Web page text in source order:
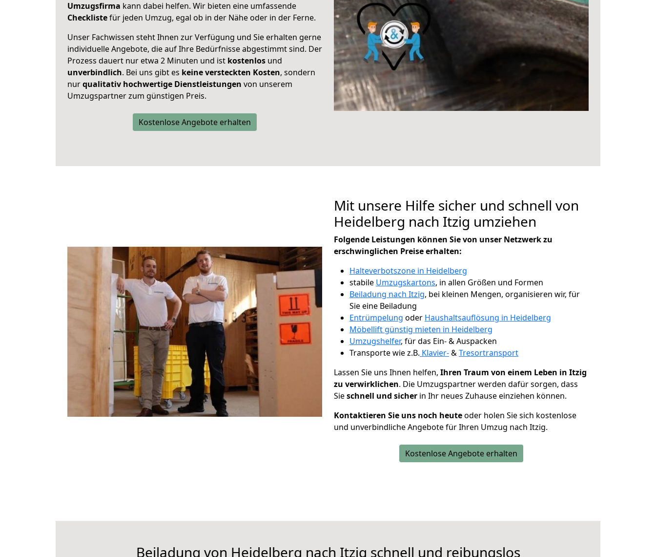
Umzugsfirma kann dabei helfen. Wir bieten eine umfassende
Checklistefür jeden Umzug, egal ob in der Nähe oder in der Ferne.
Unser Fachwissen steht Ihnen zur Verfügung und Sie erhalten gerne
individuelle Angebote, die auf Ihre Bedürfnisse abgestimmt sind. Der
Prozess dauert nur etwa 2 Minuten und ist kostenlos und
unverbindlich. Bei uns gibt es keine versteckten Kosten, sondern
nurqualitativ hochwertige Dienstleistungen von unserem
Umzugspartner zum günstigen Preis.
Kostenlose Angebote erhalten
Mit unsere Hilfe sicher und schnell von
Heidelberg nach Itzig umziehen
Folgende Leistungen können Sie von unser Netzwerk zu
erschwinglichen Preise erhalten:
Halteverbotszone in Heidelberg
stabile Umzugskartons, in allen Größen und Formen
Beiladung nach Itzig, bei kleinen Mengen, organisieren wir, für
Sie eine Beiladung
Entrümpelung oder Haushaltsauflösung in Heidelberg
Möbellift günstig mieten in Heidelberg
Umzugshelfer, für das Ein- & Auspacken
Transporte wie z.B. Klavier-&Tresortransport
Lassen Sie uns Ihnen helfen, Ihren Traum von einem Leben in Itzig
zu verwirklichen. Die Umzugspartner werden dafür sorgen, dass
Sieschnell und sicher in Ihr neues Zuhause einziehen können.
Kontaktieren Sie uns noch heuteoder holen Sie sich kostenlose
und unverbindliche Angebote für Ihren Umzug nach Itzig.
Kostenlose Angebote erhalten
Beiladung von Heidelberg nach Itzig schnell und reibungslos